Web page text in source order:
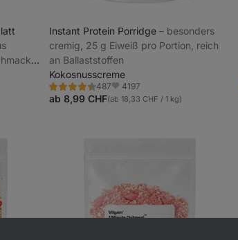
Instant Protein Porridge ⁠–⁠ besonders
cremig, 25 g Eiweiß pro Portion, reich
an Ballaststoffen
Kokosnusscreme
487
Bewertung
4.5/5,
487
Favoriten
4197
ab 8,99 CHF(ab 18,33 CHF / 1 kg)